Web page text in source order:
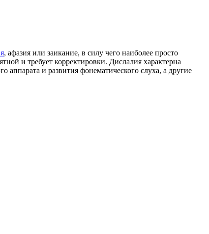
, афазия или заикание, в силу чего наиболее просто
и требует корректировки. Дислалия характерна
аппарата и развития фонематического слуха, а другие